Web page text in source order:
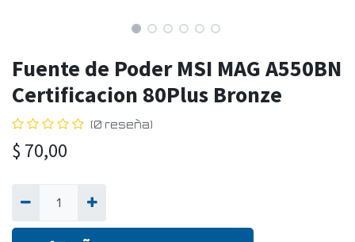
Fuente de Poder MSI MAG A550BN
Certificacion 80Plus Bronze
(0 reseña)
$ 70,00